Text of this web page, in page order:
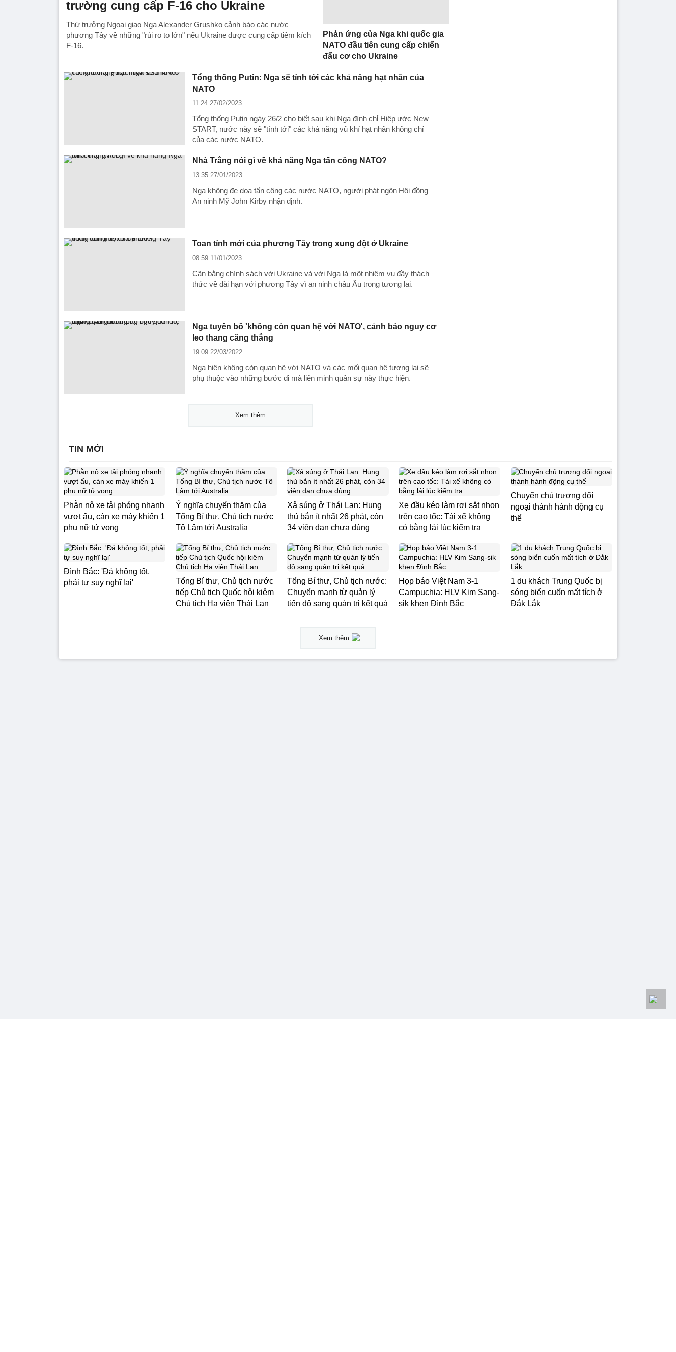
trường cung cấp F-16 cho Ukraine
Thứ trưởng Ngoại giao Nga Alexander Grushko cảnh báo các nước
phương Tây về những "rủi ro to lớn" nếu Ukraine được cung cấp tiêm kích
F-16.
Phản ứng của Nga khi quốc gia
NATO đầu tiên cung cấp chiến
đấu cơ cho Ukraine
Tổng thống Putin: Nga sẽ tính tới các khả năng hạt nhân của
NATO
11:24 27/02/2023
Tổng thống Putin ngày 26/2 cho biết sau khi Nga đình chỉ Hiệp ước New
START, nước này sẽ "tính tới" các khả năng vũ khí hạt nhân không chỉ
của các nước NATO.
Nhà Trắng nói gì về khả năng Nga tấn công NATO?
13:35 27/01/2023
Nga không đe dọa tấn công các nước NATO, người phát ngôn Hội đồng
An ninh Mỹ John Kirby nhận định.
Toan tính mới của phương Tây trong xung đột ở Ukraine
08:59 11/01/2023
Cân bằng chính sách với Ukraine và với Nga là một nhiệm vụ đầy thách
thức về dài hạn với phương Tây vì an ninh châu Âu trong tương lai.
Nga tuyên bố 'không còn quan hệ với NATO', cảnh báo nguy cơ
leo thang căng thẳng
19:09 22/03/2022
Nga hiện không còn quan hệ với NATO và các mối quan hệ tương lai sẽ
phụ thuộc vào những bước đi mà liên minh quân sự này thực hiện.
Xem thêm
TIN MỚI
Phẫn nộ xe tải phóng nhanh
vượt ẩu, cán xe máy khiến 1
phụ nữ tử vong
Ý nghĩa chuyến thăm của
Tổng Bí thư, Chủ tịch nước
Tô Lâm tới Australia
Xả súng ở Thái Lan: Hung
thủ bắn ít nhất 26 phát, còn
34 viên đạn chưa dùng
Xe đầu kéo làm rơi sắt nhọn
trên cao tốc: Tài xế không
có bằng lái lúc kiểm tra
Chuyển chủ trương đối
ngoại thành hành động cụ
thể
Đình Bắc: 'Đá không tốt,
phải tự suy nghĩ lại'
Tổng Bí thư, Chủ tịch nước
tiếp Chủ tịch Quốc hội kiêm
Chủ tịch Hạ viện Thái Lan
Tổng Bí thư, Chủ tịch nước:
Chuyển mạnh từ quản lý
tiến độ sang quản trị kết quả
Họp báo Việt Nam 3-1
Campuchia: HLV Kim Sang-
sik khen Đình Bắc
1 du khách Trung Quốc bị
sóng biển cuốn mất tích ở
Đắk Lắk
Xem thêm